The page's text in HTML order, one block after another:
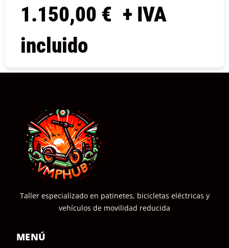
1.150,00 € + IVA
incluido
Taller especializado en patinetes, bicicletas eléctricas y
vehículos de movilidad reducida
MENÚ